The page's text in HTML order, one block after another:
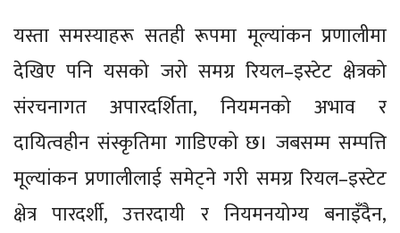
यस्ता समस्याहरू सतही रूपमा मूल्यांकन प्रणालीमा
देखिए पनि यसको जरो समग्र रियल–इस्टेट क्षेत्रको
संरचनागत अपारदर्शिता, नियमनको अभाव र
दायित्वहीन संस्कृतिमा गाडिएको छ। जबसम्म सम्पत्ति
मूल्यांकन प्रणालीलाई समेट्ने गरी समग्र रियल–इस्टेट
क्षेत्र पारदर्शी, उत्तरदायी र नियमनयोग्य बनाइँदैन,